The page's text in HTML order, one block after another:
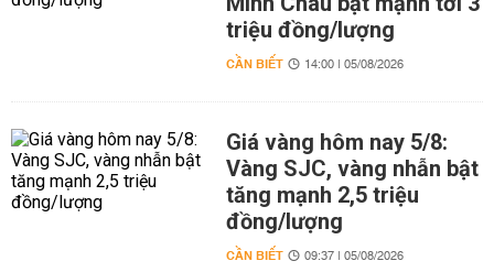
triệu đồng/lượng
CẦN BIẾT 14:00 | 05/08/2026
Giá vàng hôm nay 5/8:
Vàng SJC, vàng nhẫn bật
tăng mạnh 2,5 triệu
đồng/lượng
CẦN BIẾT 09:37 | 05/08/2026